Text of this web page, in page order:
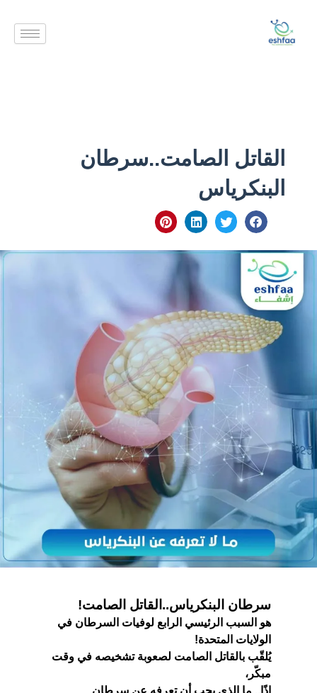
المحتوى
القاتل الصامت..سرطان
البنكرياس
سرطان البنكرياس..القاتل الصامت!
هو السبب الرئيسي الرابع لوفيات السرطان في
الولايات المتحدة!
يُلقّب بالقاتل الصامت لصعوبة تشخيصه في وقت
مبكّر،
إذًا.. ما الذي يجب أن تعرفه عن سرطان